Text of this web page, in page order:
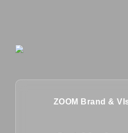
ZOOM Brand &